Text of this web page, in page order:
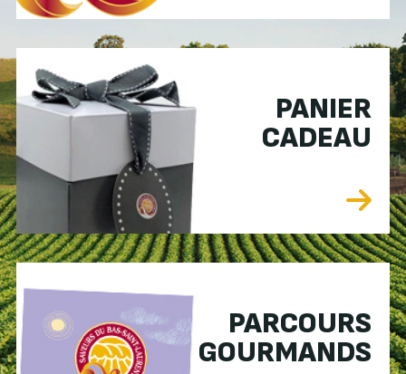
PANIER
CADEAU
PARCOURS
GOURMANDS